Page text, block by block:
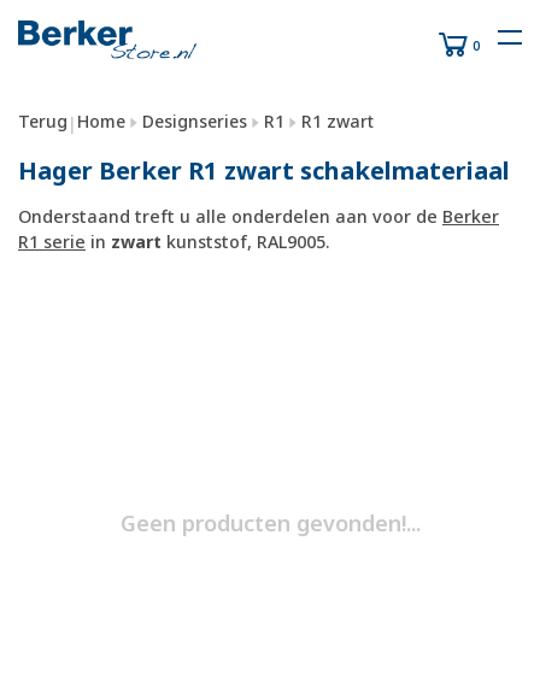
0
Terug | Home Designseries R1 R1 zwart
Hager Berker R1 zwart schakelmateriaal
Onderstaand treft u alle onderdelen aan voor de Berker
R1 serie in zwart kunststof, RAL9005.
Geen producten gevonden!...